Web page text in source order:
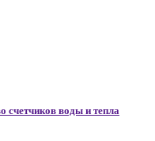
счетчиков воды и тепла